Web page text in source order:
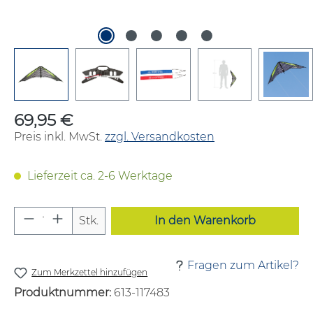
Regulärer Preis:
69,95 €
Preis inkl. MwSt. zzgl. Versandkosten
Lieferzeit ca. 2-6 Werktage
Produkt Anzahl: Gib den
Stk. In den Warenkorb
Zum Merkzettel hinzufügen
Fragen zum Artikel?
Produktnummer: 613-117483